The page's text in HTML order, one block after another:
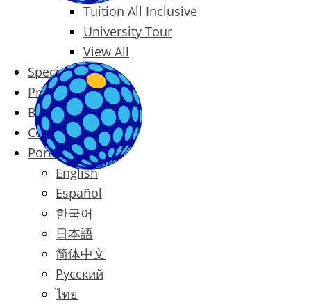
Tuition All Inclusive
University Tour
View All
Special Offers
Prices
Blog
Contact
Português
English
Español
한국어
日本語
简体中文
Русский
ไทย